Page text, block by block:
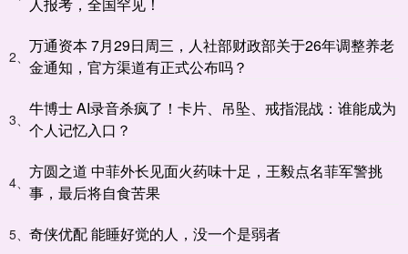
2、
万通资本 7月29日周三，人社部财政部关于26年调整养老
金通知，官方渠道有正式公布吗？
3、
牛博士 AI录音杀疯了！卡片、吊坠、戒指混战：谁能成为
个人记忆入口？
4、
方圆之道 中菲外长见面火药味十足，王毅点名菲军警挑
事，最后将自食苦果
5、 奇侠优配 能睡好觉的人，没一个是弱者